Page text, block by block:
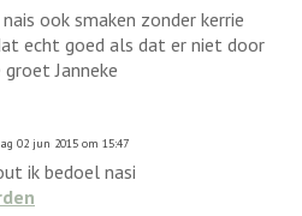
ook smaken zonder kerrie
echt goed als dat er niet door
Janneke
02 jun 2015 om 15:47
ik bedoel nasi